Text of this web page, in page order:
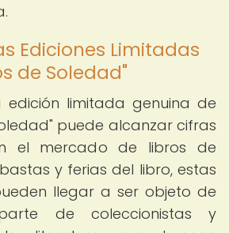
Ediciones Limitadas
de Soledad"
edición limitada genuina de
puede alcanzar cifras
el mercado de libros de
y ferias del libro, estas
llegar a ser objeto de
de coleccionistas y